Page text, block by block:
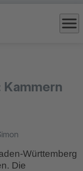
menu
Kammern
Württemberg
Die